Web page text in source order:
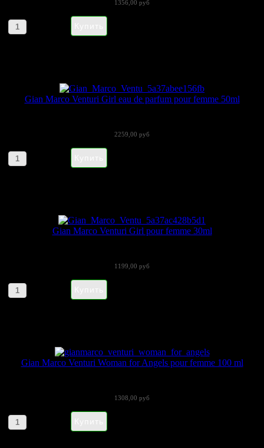
1356,00 руб
Gian Marco Venturi Girl eau de parfum pour femme 50ml
2259,00 руб
Gian Marco Venturi Girl pour femme 30ml
1199,00 руб
Gian Marco Venturi Woman for Angels pour femme 100 ml
1308,00 руб